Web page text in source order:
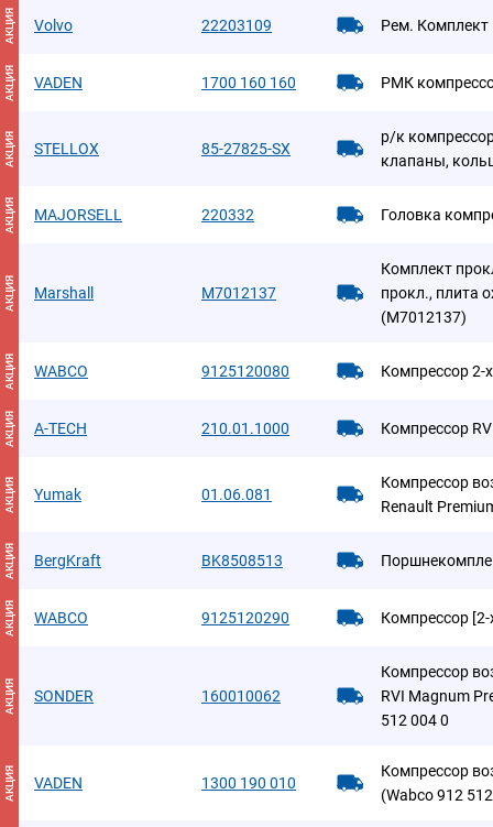
АКЦИЯ Volvo 22203109 Рем. Комплект
АКЦИЯ VADEN 1700 160 160 РМК
АКЦИЯ STELLOX 85-27825-SX
р/к
клапаны,
АКЦИЯ MAJORSELL 220332 Головка
АКЦИЯ Marshall M7012137
Комплект
прокл., плита
(M7012137)
АКЦИЯ WABCO 9125120080 Компрессор 2-
АКЦИЯ A-TECH 210.01.1000 Компрессор
АКЦИЯ Yumak 01.06.081
Компрессор
Renault
АКЦИЯ BergKraft BK8508513
АКЦИЯ WABCO 9125120290 Компрессор
АКЦИЯ SONDER 160010062
Компрессор
RVI Magnum
512 004 0
АКЦИЯ VADEN 1300 190 010
Компрессор
(Wabco 912